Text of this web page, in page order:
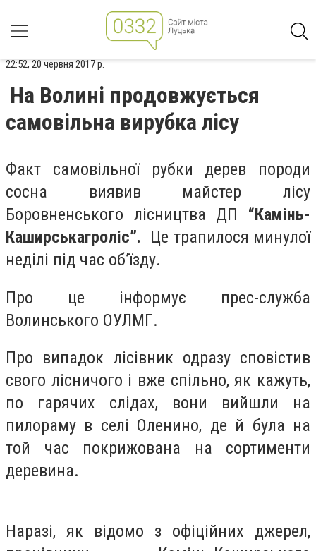
22:52, 20 червня 2017 р.
На Волині продовжується
самовільна вирубка лісу
Факт самовільної рубки дерев породи
сосна виявив майстер лісу
Боровненського лісництва ДП “Камінь-
Каширськагроліс”. Це трапилося минулої
неділі під час об’їзду.
Про це інформує прес-служба
Волинського ОУЛМГ.
Про випадок лісівник одразу сповістив
свого лісничого і вже спільно, як кажуть,
по гарячих слідах, вони вийшли на
пилораму в селі Оленино, де й була на
той час покрижована на сортименти
деревина.
Наразі, як відомо з офіційних джерел,